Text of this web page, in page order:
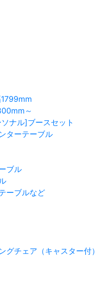
～
ナル]ブースセット
ターテーブル
ブル
ーブルなど
グチェア（キャスター付）